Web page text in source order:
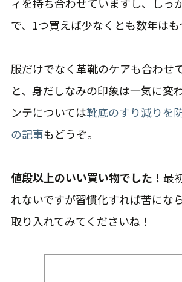
ィを持ち合わせていますし、しっ
で、1つ買えば少なくとも数年はも
服だけでなく革靴のケアも合わせ
と、身だしなみの印象は一気に変
ンテについては靴底のすり減りを
の記事もどうぞ。
値段以上のいい買い物でした！ 最
れないですが習慣化すれば苦にな
取り入れてみてくださいね！